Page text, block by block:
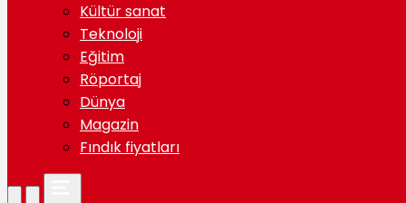
Kültür sanat
Teknoloji
Eğitim
Röportaj
Dünya
Magazin
Fındık fiyatları